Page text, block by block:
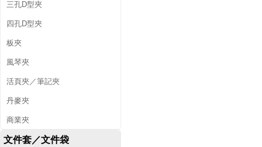
三孔D型夾
四孔D型夾
板夾
風琴夾
活頁夾／筆記夾
丹麥夾
商業夾
文件套／文件袋